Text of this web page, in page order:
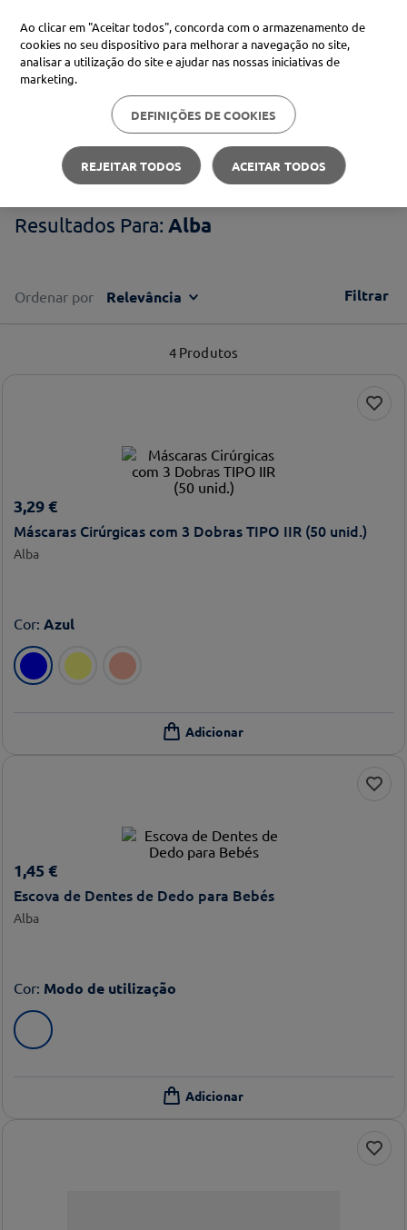
Procure no Marketplace Médis
Pesquisas mais comuns
xiaomi
3º now
Alba
Alba
Ordenar por Relevância Filtrar
4 Produtos
3,29 €
Máscaras Cirúrgicas com 3 Dobras TIPO IIR (50 unid.)
Alba
Cor: Azul
1,45 €
Escova de Dentes de Dedo para Bebés
Alba
Cor: Modo de utilização
Ao clicar em "Aceitar todos", concorda com o armazenamento de
cookies no seu dispositivo para melhorar a navegação no site,
analisar a utilização do site e ajudar nas nossas iniciativas de
marketing.
DEFINIÇÕES DE COOKIES
REJEITAR TODOS ACEITAR TODOS